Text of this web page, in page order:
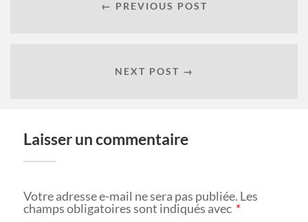
← PREVIOUS POST
NEXT POST →
Laisser un commentaire
Votre adresse e-mail ne sera pas publiée. Les
champs obligatoires sont indiqués avec *